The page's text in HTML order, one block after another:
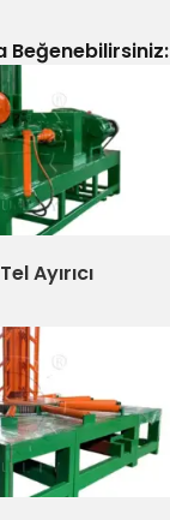
Beğenebilirsiniz:
Ayırıcı